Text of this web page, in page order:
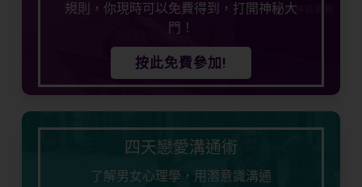
規則，你現時可以免費得到，打開神秘大
門！
按此免費參加!
四天戀愛溝通術
了解男女心理學，用潛意識溝通